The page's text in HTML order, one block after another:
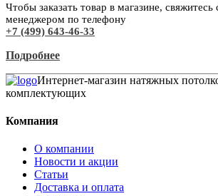
Чтобы заказать товар в магазине,
менеджером по телефону
+7 (499) 643-46-33
Подробнее
Интернет-магазин натяжных
комплектующих
Компания
О компании
Новости и акции
Статьи
Доставка и оплата